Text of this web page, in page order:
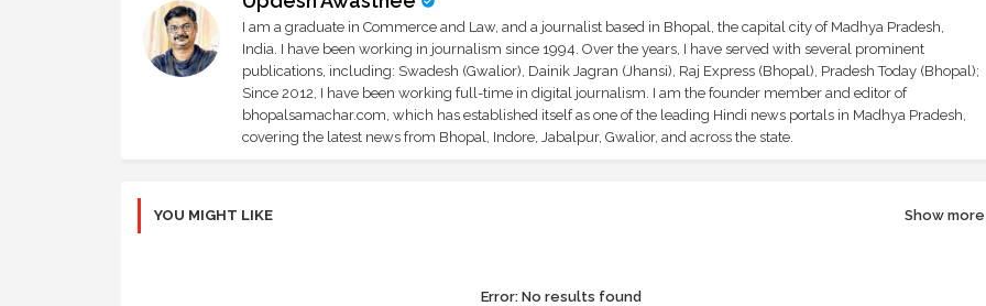
I am a graduate in Commerce and Law, and a journalist based in Bhopal, the capital city of Madhya Pradesh,
India. I have been working in journalism since 1994. Over the years, I have served with several prominent
publications, including: Swadesh (Gwalior), Dainik Jagran (Jhansi), Raj Express (Bhopal), Pradesh Today (Bhopal);
Since 2012, I have been working full-time in digital journalism. I am the founder member and editor of
bhopalsamachar.com, which has established itself as one of the leading Hindi news portals in Madhya Pradesh,
covering the latest news from Bhopal, Indore, Jabalpur, Gwalior, and across the state.
YOU MIGHT LIKE Show more
Error:No results found